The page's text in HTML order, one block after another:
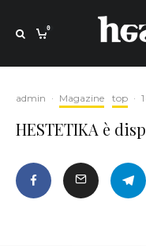
0
admin · Magazine top ·
HESTETIKA è